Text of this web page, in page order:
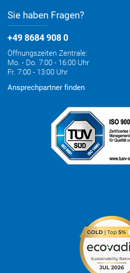
Sie haben Fragen?
+49 8684 908 0
Öffnungszeiten Zentrale:
Mo. - Do. 7:00 - 16:00 Uhr
Fr. 7:00 - 13:00 Uhr
Ansprechpartner finden